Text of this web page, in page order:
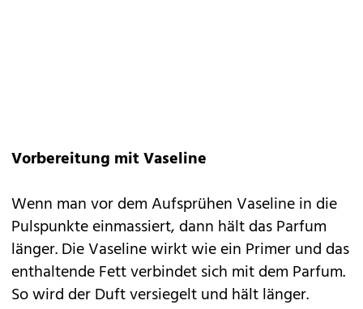
Vorbereitung mit Vaseline
Wenn man vor dem Aufsprühen Vaseline in die
Pulspunkte einmassiert, dann hält das Parfum
länger. Die Vaseline wirkt wie ein Primer und das
enthaltende Fett verbindet sich mit dem Parfum.
So wird der Duft versiegelt und hält länger.